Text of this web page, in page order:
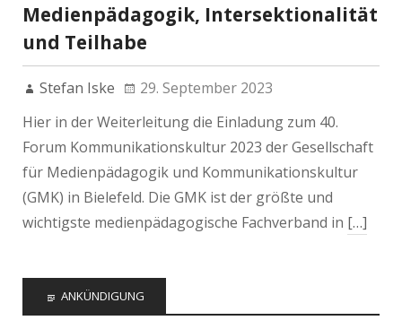
Medienpädagogik, Intersektionalität
und Teilhabe
Stefan Iske
29. September 2023
Hier in der Weiterleitung die Einladung zum 40.
Forum Kommunikationskultur 2023 der Gesellschaft
für Medienpädagogik und Kommunikationskultur
(GMK) in Bielefeld. Die GMK ist der größte und
wichtigste medienpädagogische Fachverband in […]
ANKÜNDIGUNG